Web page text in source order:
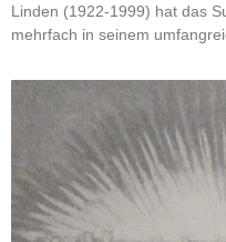
Linden (1922-1999) hat das
mehrfach in seinem